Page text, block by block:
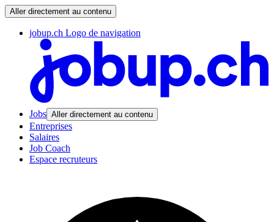
Aller directement au contenu
jobup.ch Logo de navigation
Jobs Aller directement au contenu
Entreprises
Salaires
Job Coach
Espace recruteurs